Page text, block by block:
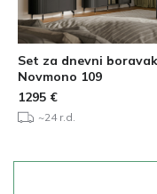
Set za dnevni boravak
Novmono 109
1295 €
~24 r.d.